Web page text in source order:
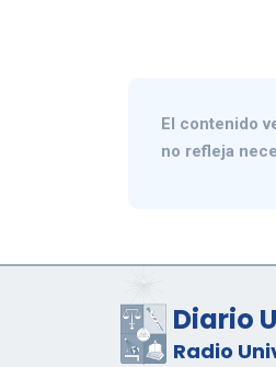
El contenido
no refleja
Diario
Radio